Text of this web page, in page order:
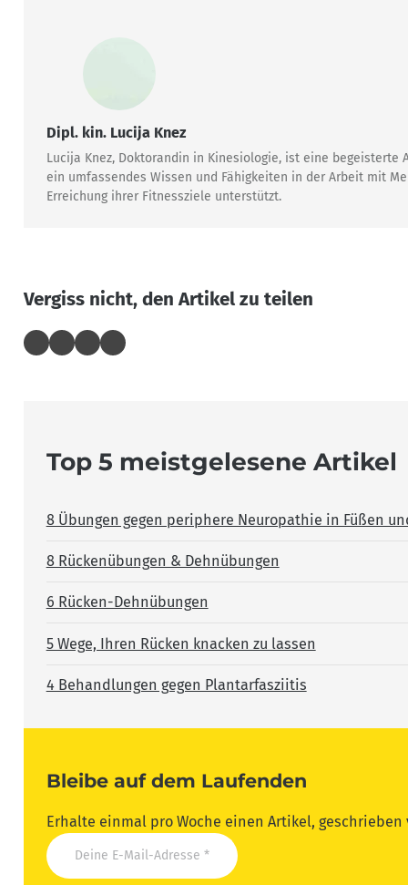
Dipl. kin. Lucija Knez
Lucija Knez, Doktorandin in Kinesiologie, ist eine
ein umfassendes Wissen und Fähigkeiten in der Arbeit mit
Erreichung ihrer Fitnessziele unterstützt.
Vergiss nicht, den Artikel zu teilen
Top 5 meistgelesene Artikel
8 Übungen gegen periphere Neuropathie in Füßen
8 Rückenübungen & Dehnübungen
6 Rücken-Dehnübungen
5 Wege, Ihren Rücken knacken zu lassen
4 Behandlungen gegen Plantarfasziitis
Bleibe auf dem Laufenden
Erhalte einmal pro Woche einen Artikel,